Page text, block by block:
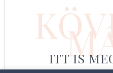
ITT IS